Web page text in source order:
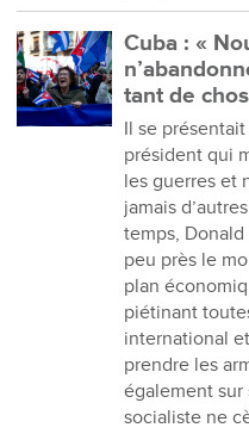
Cuba : «
tant de
Il se
président qui
les guerres et
jamais
temps, Donald
peu près le
plan
piétinant
international
prendre les
également sur
socialiste ne